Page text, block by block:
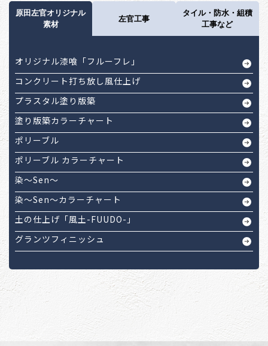
原田左官オリジナル
素材
左官工事
タイル・防水・組積
工事など
オリジナル漆喰「フルーフレ」
コンクリート打ち放し風仕上げ
プラスタル塗り版築
塗り版築カラーチャート
ポリーブル
ポリーブル カラーチャート
染～Sen～
染～Sen～カラーチャート
土の仕上げ「風土-FUUDO-」
グランツフィニッシュ